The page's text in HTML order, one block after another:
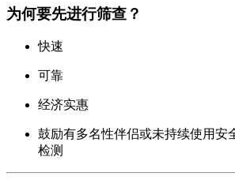
为何要先进行筛查？
快速
可靠
经济实惠
鼓励有多名性伴侣或未持续使用安
检测